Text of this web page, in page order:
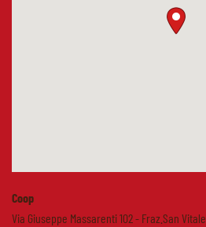
Coop
Via Giuseppe Massarenti 102 - Fraz.San Vitale